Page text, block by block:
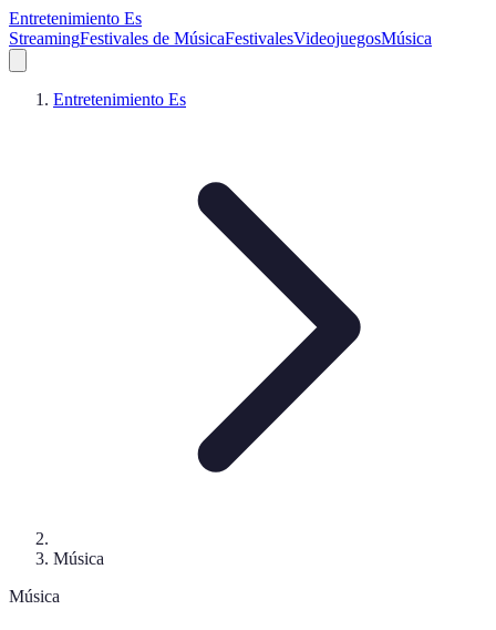
Entretenimiento Es
StreamingFestivales de MúsicaFestivalesVideojuegosMúsica
Entretenimiento Es
Música
Música